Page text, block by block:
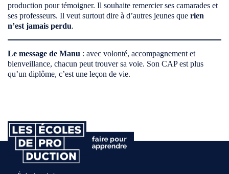
production pour témoigner. Il souhaite remercier ses camarades et
ses professeurs. Il veut surtout dire à d’autres jeunes que rien
n’est jamais perdu.
Le message de Manu : avec volonté, accompagnement et
bienveillance, chacun peut trouver sa voie. Son CAP est plus
qu’un diplôme, c’est une leçon de vie.